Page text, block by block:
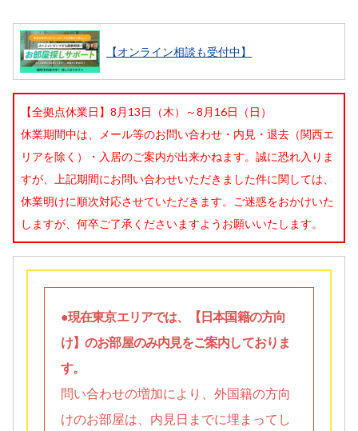
【オンライン相談も受付中】
【全拠点休業日】8月13日（木）～8月16日（日）
休業期間中は、メール等のお問い合わせ・内見・退去（関西エ
リアを除く）・入居のご案内が出来かねます。誠に恐れ入りま
すが、上記期間にお問い合わせいただきました件に関しては、
休業明けに順次対応させていただきます。ご迷惑をおかけいた
しますが、何卒ご了承くださいますようお願いいたします。
●現在東京エリアでは、【日本国籍の方向
け】のお部屋のみ内見をご案内しておりま
す。
問い合わせの増加により、外国籍の方向
けのお部屋は、内見日までに埋まってし